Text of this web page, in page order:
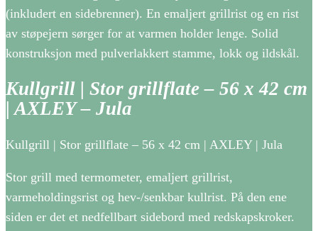
(inkludert en sidebrenner). En emaljert grillrist og en rist
av støpejern sørger for at varmen holder lenge. Solid
konstruksjon med pulverlakkert stamme, lokk og ildskål.
Kullgrill | Stor grillflate – 56 x 42 cm
| AXLEY – Jula
Kullgrill | Stor grillflate – 56 x 42 cm | AXLEY | Jula
Stor grill med termometer, emaljert grillrist,
varmeholdingsrist og hev-/senkbar kullrist. På den ene
siden er det et nedfellbart sidebord med redskapskroker.